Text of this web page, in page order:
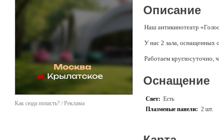
Как сюда попасть? / Реклама
Описание
Наш антикинотеатр
У нас 2 зала, оснащенных
Работаем круглосуточно,
Оснащение
Свет: Есть
Плазменые панели: 2 шт.